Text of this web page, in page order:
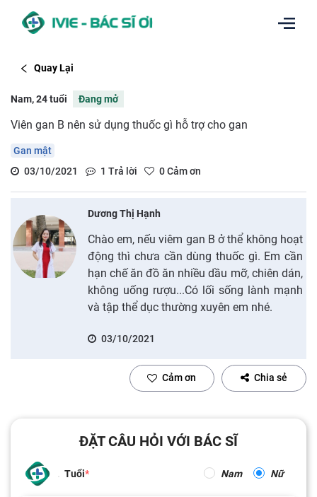
Quay Lại
Nam, 24 tuổi Đang mở
Viên gan B nên sử dụng thuốc gì hỗ trợ cho gan
Gan mật
03/10/2021
1 Trả lời 0Cảm ơn
Dương Thị Hạnh
Chào em, nếu viêm gan B ở thể không hoạt
động thì chưa cần dùng thuốc gì. Em cần
hạn chế ăn đồ ăn nhiều dầu mỡ, chiên dán,
không uống rượu...Có lối sống lành mạnh
và tập thể dục thường xuyên em nhé.
03/10/2021
Cảm ơn Chia sẻ
ĐẶT CÂU HỎI VỚI BÁC SĨ
Tuổi Nam Nữ